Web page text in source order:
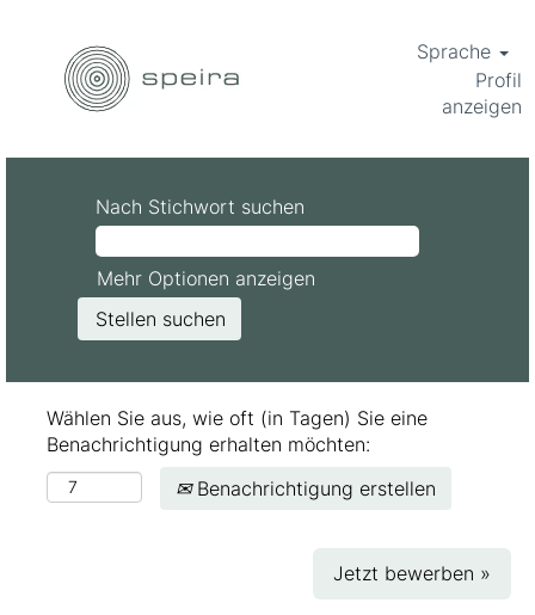
Sprache
Profil
anzeigen
Nach Stichwort suchen
Mehr Optionen anzeigen
Wählen Sie aus, wie oft (in Tagen) Sie eine
Benachrichtigung erhalten möchten:
Benachrichtigung erstellen
Jetzt bewerben »